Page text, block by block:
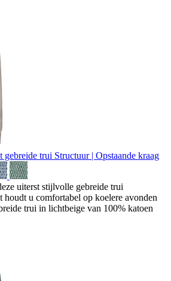
trui Structuur | Opstaande kraag
uiterst stijlvolle gebreide trui
u comfortabel op koelere avonden
trui in lichtbeige van 100% katoen